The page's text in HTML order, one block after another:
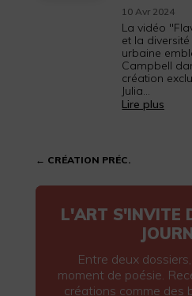
10 Avr 2024
La vidéo
et la
urbaine
Campbell
création
Julia...
Lire plus
← CRÉATION PRÉC.
L'ART S'INVITE
Entre deux
moment de poésie.
créations comme des